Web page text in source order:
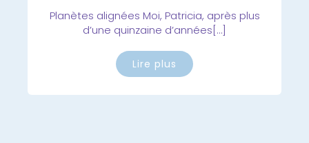
Planètes alignées Moi, Patricia, après plus
d’une quinzaine d’années[…]
Lire plus